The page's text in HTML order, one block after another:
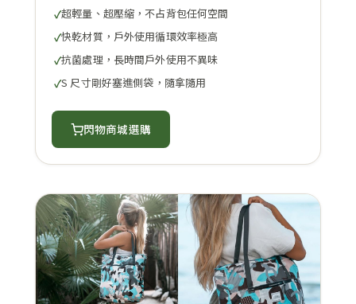
超輕量、超壓縮，不占背包任何空間
快乾材質，戶外使用循環效率極高
抗菌處理，長時間戶外使用不異味
S 尺寸剛好塞進側袋，隨拿隨用
閃物商城選購